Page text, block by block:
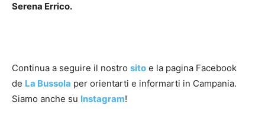
Serena Errico.
Continua a seguire il nostro sito e la pagina Facebook
de La Bussola per orientarti e informarti in Campania.
Siamo anche su Instagram!